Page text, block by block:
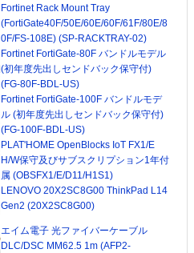
Fortinet Rack Mount Tray
(FortiGate40F/50E/60E/60F/61F/80E/8
0F/FS-108E) (SP-RACKTRAY-02)
Fortinet FortiGate-80F バンドルモデル
(初年度先出しセンドバック保守付)
(FG-80F-BDL-US)
Fortinet FortiGate-100F バンドルモデ
ル (初年度先出しセンドバック保守付)
(FG-100F-BDL-US)
PLAT'HOME OpenBlocks IoT FX1/E
H/W保守及びサブスクリプション1年付
属 (OBSFX1/E/D11/H1S1)
LENOVO 20X2SC8G00 ThinkPad L14
Gen2 (20X2SC8G00)
エイム電子 光ファイバーケーブル
DLC/DSC MM62.5 1m (AFP2-